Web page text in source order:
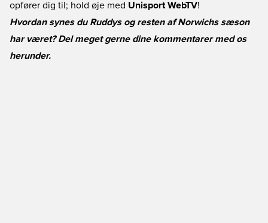
opfører dig til; hold øje med Unisport WebTV!
Hvordan synes du Ruddys og resten af Norwichs sæson
har været? Del meget gerne dine kommentarer med os
herunder.